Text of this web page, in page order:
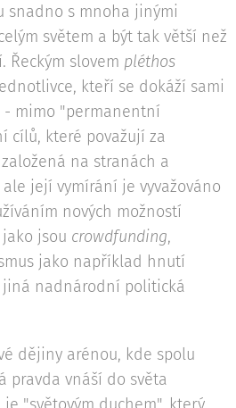
snadno s mnoha jinými
světem a být tak větší než
Řeckým slovem pléthos
kteří se dokáží sami
mimo "permanentní
cílů, které považují za
na stranách a
její vymírání je vyvažováno
nových možností
jsou crowdfunding,
jako například hnutí
jiná nadnárodní politická
dějiny arénou, kde spolu
pravda vnáší do světa